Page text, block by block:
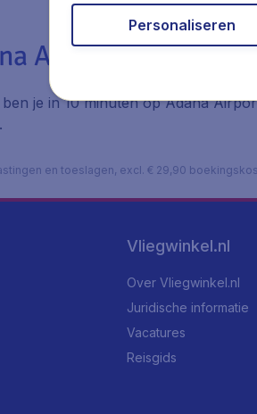
Airport
je in 10 minuten op Adana
en toeslagen, excl. € 29,90
Vliegwinkel.nl
Over Vliegwinkel.nl
Juridische informatie
Vacatures
Reisgids
Personaliseren